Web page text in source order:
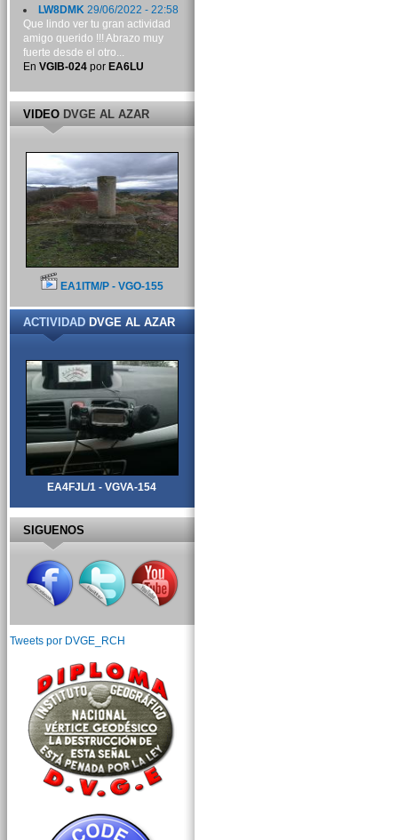
LW8DMK29/06/2022 - 22:58
Que lindo ver tu gran actividad
amigo querido !!! Abrazo muy
fuerte desde el otro...
En VGIB-024por EA6LU
VIDEODVGE AL AZAR
EA1ITM/P - VGO-155
ACTIVIDADDVGE AL AZAR
EA4FJL/1 - VGVA-154
SIGUENOS
Tweets por DVGE_RCH